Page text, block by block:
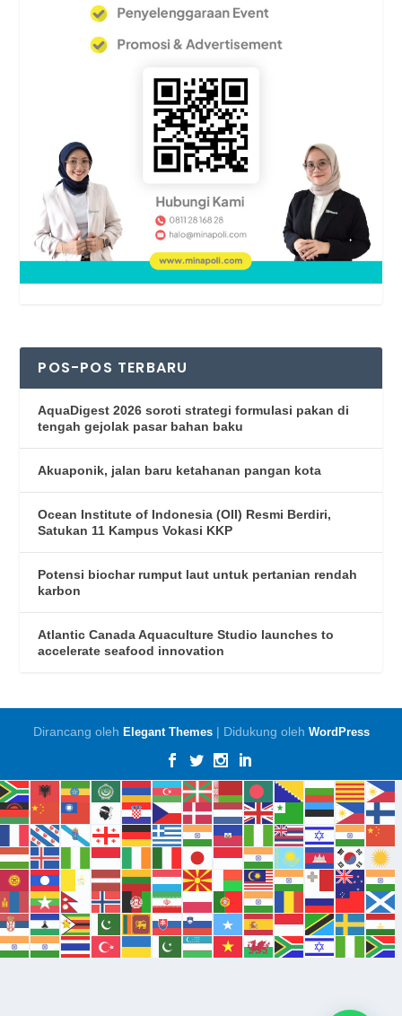
POS-POS TERBARU
AquaDigest 2026 soroti strategi formulasi pakan di
tengah gejolak pasar bahan baku
Akuaponik, jalan baru ketahanan pangan kota
Ocean Institute of Indonesia (OII) Resmi Berdiri,
Satukan 11 Kampus Vokasi KKP
Potensi biochar rumput laut untuk pertanian rendah
karbon
Atlantic Canada Aquaculture Studio launches to
accelerate seafood innovation
Dirancang oleh Elegant Themes| Didukung oleh WordPress